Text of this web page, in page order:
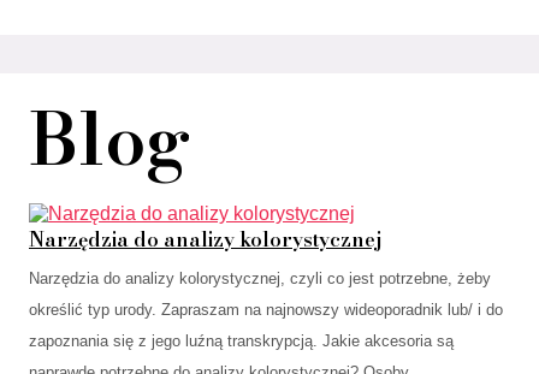
Blog
Narzędzia do analizy kolorystycznej
Narzędzia do analizy kolorystycznej, czyli co jest potrzebne, żeby
określić typ urody. Zapraszam na najnowszy wideoporadnik lub/ i do
zapoznania się z jego luźną transkrypcją. Jakie akcesoria są